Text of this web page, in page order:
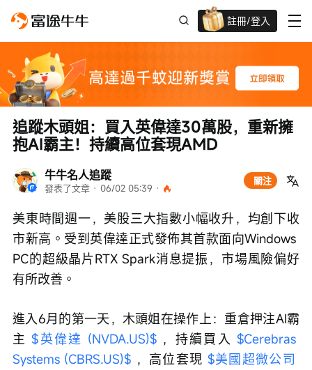
註冊/登入
迎新驚喜賞 股票/BTC等任你揀!
牛牛名人追蹤
發表了文章 · 06/02 05:39 ·
關注
追蹤木頭姐：買入英偉達30萬股，重新擁
抱AI霸主！持續高位套現AMD
美東時間週一，美股三大指數小幅收升，均創下收
市新高。受到英偉達正式發佈其首款面向Windows
PC的超級晶片RTX Spark消息提振，市場風險偏好
有所改善。
進入6月的第一天，木頭姐在操作上：重倉押注AI霸
主 $英偉達 (NVDA.US)$ ，持續買入 $Cerebras
Systems (CBRS.US)$ ，高位套現 $美國超微公司